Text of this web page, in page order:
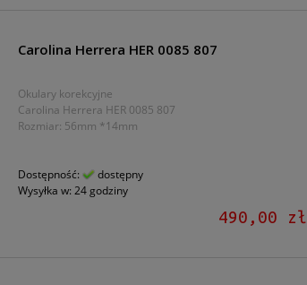
Carolina Herrera HER 0085 807
Okulary korekcyjne
Carolina Herrera HER 0085 807
Rozmiar: 56mm *14mm
Dostępność:
dostępny
Wysyłka w: 24 godziny
490,00 zł